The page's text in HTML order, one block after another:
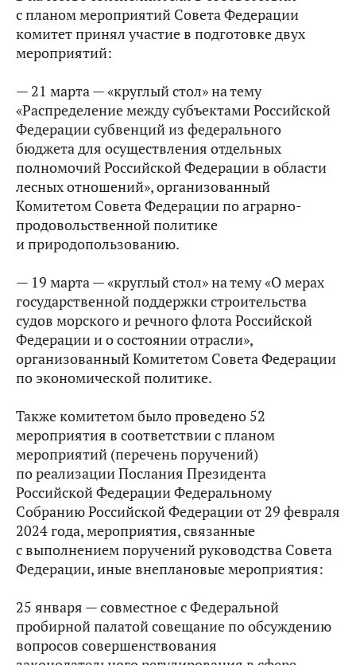
с планом мероприятий Совета Федерации
комитет принял участие в подготовке двух
мероприятий:
— 21 марта — «круглый стол» на тему
«Распределение между субъектами Российской
Федерации субвенций из федерального
бюджета для осуществления отдельных
полномочий Российской Федерации в области
лесных отношений», организованный
Комитетом Совета Федерации по аграрно-
продовольственной политике
и природопользованию.
— 19 марта — «круглый стол» на тему «О мерах
государственной поддержки строительства
судов морского и речного флота Российской
Федерации и о состоянии отрасли»,
организованный Комитетом Совета Федерации
по экономической политике.
Также комитетом было проведено 52
мероприятия в соответствии с планом
мероприятий (перечень поручений)
по реализации Послания Президента
Российской Федерации Федеральному
Собранию Российской Федерации от 29 февраля
2024 года, мероприятия, связанные
с выполнением поручений руководства Совета
Федерации, иные внеплановые мероприятия:
25 января — совместное с Федеральной
пробирной палатой совещание по обсуждению
вопросов совершенствования